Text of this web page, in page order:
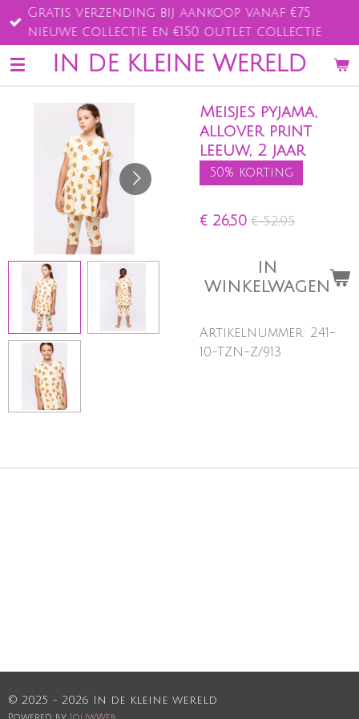
Ga
direct
naar
de
IN DE KLEINE WERELD
Gratis verzending bij aankoop vanaf €75
nieuwe collectie en €150 outlet collectie
Meisjes pyjama,
allover print
leeuw, 2 jaar
50% korting
€ 26,50 € 52,95
IN
WINKELWAGEN
Artikelnummer: 241-
10-TZN-Z/913
© 2025 - 2026 In de kleine wereld